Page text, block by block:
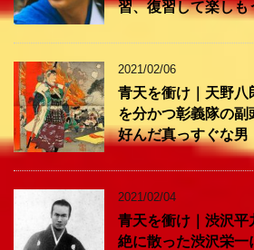
習、復習して楽しも
2021/02/06
青天を衝け｜天野八
を分かつ彰義隊の副
好んだ真っすぐな男
2021/02/04
青天を衝け｜渋沢平
絶に散った渋沢栄一